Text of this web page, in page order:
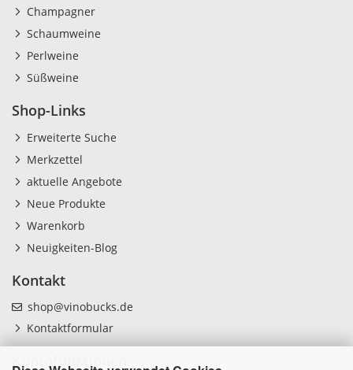
Champagner
Schaumweine
Perlweine
Süßweine
Shop-Links
Erweiterte Suche
Merkzettel
aktuelle Angebote
Neue Produkte
Warenkorb
Neuigkeiten-Blog
Kontakt
shop@vinobucks.de
Kontaktformular